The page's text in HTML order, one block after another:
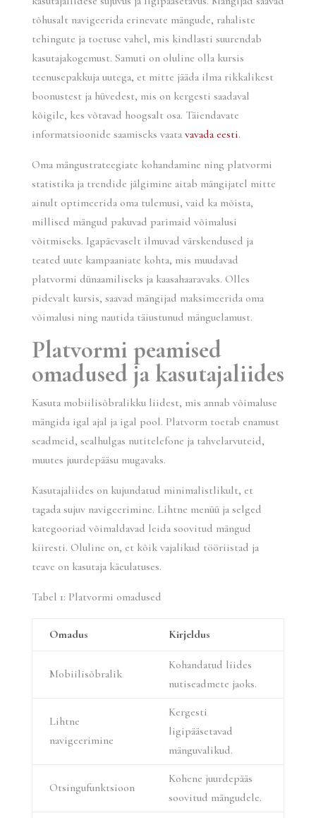
tõhusalt navigeerida erinevate mängude, rahaliste
tehingute ja toetuse vahel, mis kindlasti suurendab
kasutajakogemust. Samuti on oluline olla kursis
teenusepakkuja uutega, et mitte jääda ilma rikkalikest
boonustest ja hüvedest, mis on kergesti saadaval
kõigile, kes võtavad hoogsalt osa. Täiendavate
informatsioonide saamiseks vaata vavada eesti.
Oma mängustrateegiate kohandamine ning platvormi
statistika ja trendide jälgimine aitab mängijatel mitte
ainult optimeerida oma tulemusi, vaid ka mõista,
millised mängud pakuvad parimaid võimalusi
võitmiseks. Igapäevaselt ilmuvad värskendused ja
teated uute kampaaniate kohta, mis muudavad
platvormi dünaamiliseks ja kaasahaaravaks. Olles
pidevalt kursis, saavad mängijad maksimeerida oma
võimalusi ning nautida täiustunud mänguelamust.
Platvormi peamised
omadused ja kasutajaliides
Kasuta mobiilisõbralikku liidest, mis annab võimaluse
mängida igal ajal ja igal pool. Platvorm toetab enamust
seadmeid, sealhulgas nutitelefone ja tahvelarvuteid,
muutes juurdepääsu mugavaks.
Kasutajaliides on kujundatud minimalistlikult, et
tagada sujuv navigeerimine. Lihtne menüü ja selged
kategooriad võimaldavad leida soovitud mängud
kiiresti. Oluline on, et kõik vajalikud tööriistad ja
teave on kasutaja käeulatuses.
Tabel 1: Platvormi omadused
Omadus Kirjeldus
Mobiilisõbralik
Kohandatud liides
nutiseadmete jaoks.
Lihtne
navigeerimine
Kergesti
ligipääsetavad
mänguvalikud.
Otsingufunktsioon
Kohene juurdepääs
soovitud mängudele.